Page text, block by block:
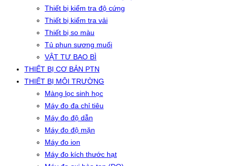
Thiết bị kiểm tra độ cứng
Thiết bị kiểm tra vải
Thiết bị so màu
Tủ phun sương muối
VẬT TƯ BAO BÌ
THIẾT BỊ CƠ BẢN PTN
THIẾT BỊ MÔI TRƯỜNG
Màng lọc sinh học
Máy đo đa chỉ tiêu
Máy đo độ dẫn
Máy đo độ mặn
Máy đo ion
Máy đo kích thước hạt